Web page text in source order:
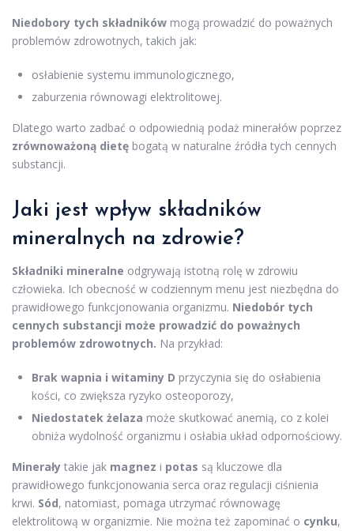
Niedobory tych składników mogą prowadzić do poważnych
problemów zdrowotnych, takich jak:
osłabienie systemu immunologicznego,
zaburzenia równowagi elektrolitowej.
Dlatego warto zadbać o odpowiednią podaż minerałów poprzez
zrównoważoną dietę bogatą w naturalne źródła tych cennych
substancji.
Jaki jest wpływ składników
mineralnych na zdrowie?
Składniki mineralne odgrywają istotną rolę w zdrowiu
człowieka. Ich obecność w codziennym menu jest niezbędna do
prawidłowego funkcjonowania organizmu. Niedobór tych
cennych substancji może prowadzić do poważnych
problemów zdrowotnych. Na przykład:
Brak wapnia i witaminy D przyczynia się do osłabienia
kości, co zwiększa ryzyko osteoporozy,
Niedostatek żelaza może skutkować anemią, co z kolei
obniża wydolność organizmu i osłabia układ odpornościowy.
Minerały takie jak magnez i potas są kluczowe dla
prawidłowego funkcjonowania serca oraz regulacji ciśnienia
krwi. Sód, natomiast, pomaga utrzymać równowagę
elektrolitową w organizmie. Nie można też zapominać o cynku,